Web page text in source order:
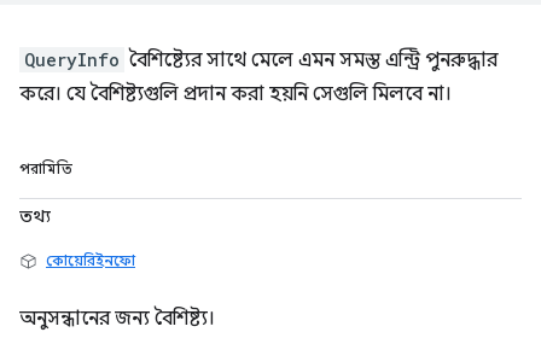
QueryInfo বৈশিষ্ট্যের সাথে মেলে এমন সমস্ত এন্ট্রি পুনরুদ্ধার
করে। যে বৈশিষ্ট্যগুলি প্রদান করা হয়নি সেগুলি মিলবে না।
পরামিতি
তথ্য
কোয়েরিইনফো
অনুসন্ধানের জন্য বৈশিষ্ট্য।